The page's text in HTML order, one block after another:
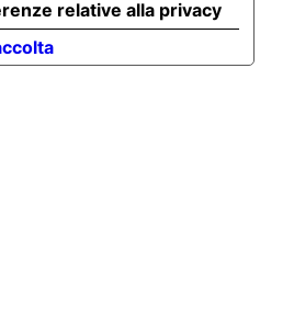
relative alla privacy